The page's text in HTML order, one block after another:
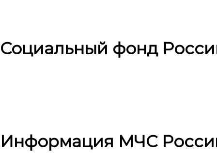
Социальный фонд
Информация МЧС